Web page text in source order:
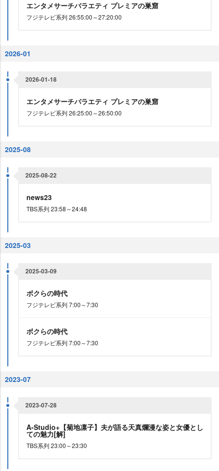
エンタメサーチバラエティ プレミアの巣窟
フジテレビ系列 26:55:00～27:20:00
2026-01
2026-01-18
エンタメサーチバラエティ プレミアの巣窟
フジテレビ系列 26:25:00～26:50:00
2025-08
2025-08-22
news23
TBS系列 23:58～24:48
2025-03
2025-03-09
ボクらの時代
フジテレビ系列 7:00～7:30
ボクらの時代
フジテレビ系列 7:00～7:30
2023-07
2023-07-28
A-Studio+【菊地凛子】夫が語る天真爛漫な姿と女優とし
ての魅力[解]
TBS系列 23:00～23:30